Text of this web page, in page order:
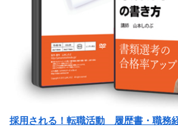
採用される！転職活動 履歴書・職務